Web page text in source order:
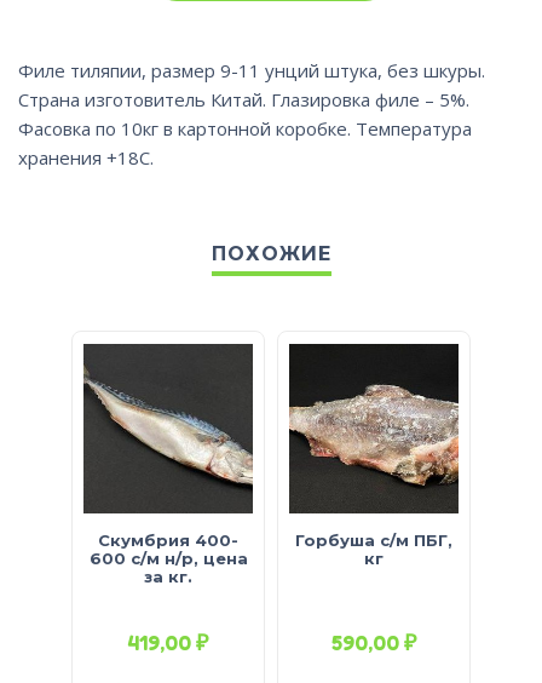
Филе тиляпии, размер 9-11 унций штука, без шкуры.
Страна изготовитель Китай. Глазировка филе – 5%.
Фасовка по 10кг в картонной коробке. Температура
хранения +18С.
ПОХОЖИЕ
Скумбрия 400-
600 с/м н/р, цена
за кг.
419,00₽
Горбуша с/м ПБГ,
кг
590,00₽